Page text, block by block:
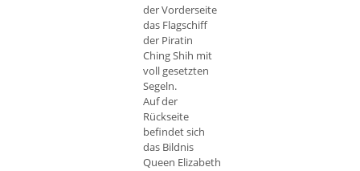
der Vorderseite
das Flagschiff
der Piratin
Ching Shih mit
voll gesetzten
Segeln.
Auf der
Rückseite
befindet sich
das Bildnis
Queen Elizabeth